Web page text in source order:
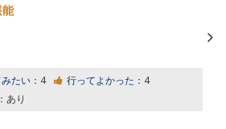
たい： 4 行ってよかった： 4
あり